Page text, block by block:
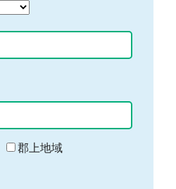
郡上地域